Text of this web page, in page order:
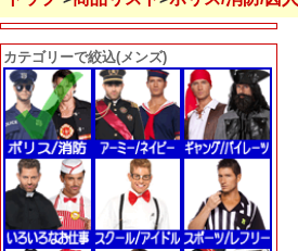
カテゴリーで絞込(メンズ)